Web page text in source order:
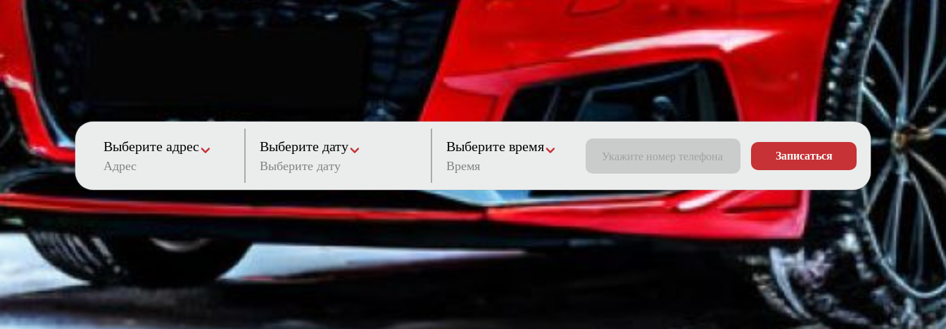
Выберите адрес
Адрес
Выберите дату Выберите время
Время
Записаться